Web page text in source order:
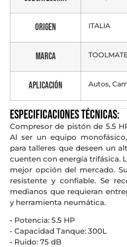
Origen ITALIA
Marca
Aplicación Autos,
Especificaciones técnicas:
Compresor de pistón de 5.5
Al ser un equipo
para talleres que deseen un
cuenten con energía trifásica.
mejor opción del mercado.
resistente y confiable. Se
medianos que requieran
y herramienta neumática.
• Potencia: 5.5 HP
• Capacidad Tanque: 300L
• Ruido: 75 dB